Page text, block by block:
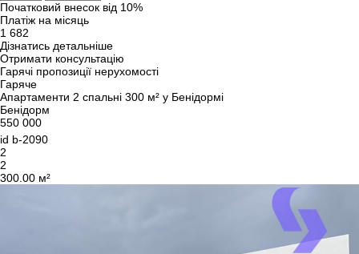
Початковий внесок від 10%
Платіж на місяць
1 682
Дізнатись детальніше
Отримати консультацію
Гарячі пропозиції нерухомості
Гаряче
Апартаменти 2 спальні 300 м² у Бенідормі
Бенідорм
550 000
id b-2090
2
2
300.00 м²